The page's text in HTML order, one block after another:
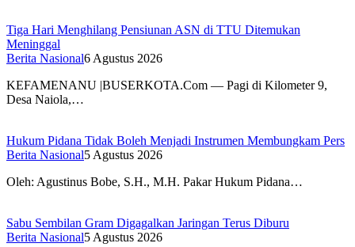
Tiga Hari Menghilang Pensiunan ASN di TTU Ditemukan
Meninggal
Berita Nasional6 Agustus 2026
KEFAMENANU |BUSERKOTA.Com — Pagi di Kilometer 9,
Desa Naiola,…
Hukum Pidana Tidak Boleh Menjadi Instrumen Membungkam Pers
Berita Nasional5 Agustus 2026
Oleh: Agustinus Bobe, S.H., M.H. Pakar Hukum Pidana…
Sabu Sembilan Gram Digagalkan Jaringan Terus Diburu
Berita Nasional5 Agustus 2026